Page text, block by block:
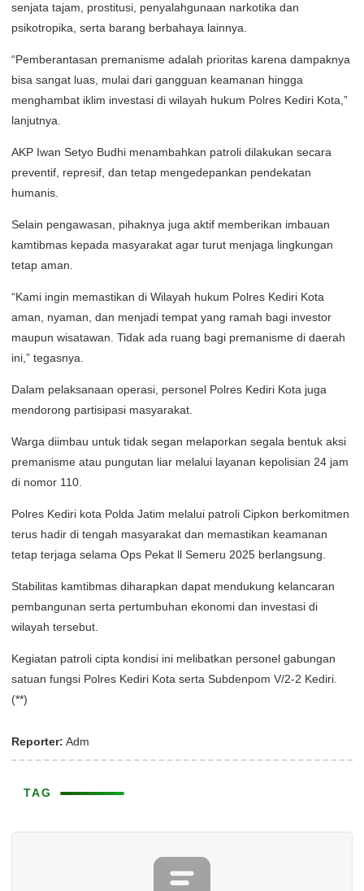
senjata tajam, prostitusi, penyalahgunaan narkotika dan
psikotropika, serta barang berbahaya lainnya.
“Pemberantasan premanisme adalah prioritas karena dampaknya
bisa sangat luas, mulai dari gangguan keamanan hingga
menghambat iklim investasi di wilayah hukum Polres Kediri Kota,”
lanjutnya.
AKP Iwan Setyo Budhi menambahkan patroli dilakukan secara
preventif, represif, dan tetap mengedepankan pendekatan
humanis.
Selain pengawasan, pihaknya juga aktif memberikan imbauan
kamtibmas kepada masyarakat agar turut menjaga lingkungan
tetap aman.
“Kami ingin memastikan di Wilayah hukum Polres Kediri Kota
aman, nyaman, dan menjadi tempat yang ramah bagi investor
maupun wisatawan. Tidak ada ruang bagi premanisme di daerah
ini,” tegasnya.
Dalam pelaksanaan operasi, personel Polres Kediri Kota juga
mendorong partisipasi masyarakat.
Warga diimbau untuk tidak segan melaporkan segala bentuk aksi
premanisme atau pungutan liar melalui layanan kepolisian 24 jam
di nomor 110.
Polres Kediri kota Polda Jatim melalui patroli Cipkon berkomitmen
terus hadir di tengah masyarakat dan memastikan keamanan
tetap terjaga selama Ops Pekat ll Semeru 2025 berlangsung.
Stabilitas kamtibmas diharapkan dapat mendukung kelancaran
pembangunan serta pertumbuhan ekonomi dan investasi di
wilayah tersebut.
Kegiatan patroli cipta kondisi ini melibatkan personel gabungan
satuan fungsi Polres Kediri Kota serta Subdenpom V/2-2 Kediri.
(**)
Reporter: Adm
TAG